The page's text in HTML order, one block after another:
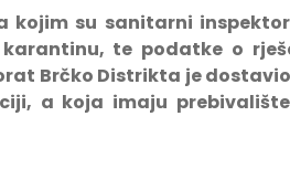
kojim su sanitarni
te podatke o
Brčko Distrikta je
a koja imaju